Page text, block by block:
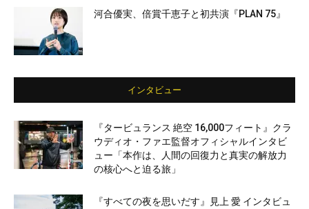
河合優実、倍賞千恵子と初共演『PLAN 75』
インタビュー
『タービュランス 絶空 16,000フィート』クラ
ウディオ・ファエ監督オフィシャルインタビ
ュー「本作は、人間の回復力と真実の解放力
の核心へと迫る旅」
『すべての夜を思いだす』見上 愛 インタビュ